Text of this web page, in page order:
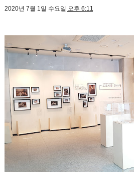
2020년 7월 1일 수요일 오후 6:11